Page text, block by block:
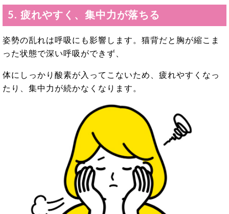
5. 疲れやすく、集中力が落ちる
姿勢の乱れは呼吸にも影響します。猫背だと胸が縮こま
った状態で深い呼吸ができず、
体にしっかり酸素が入ってこないため、疲れやすくなっ
たり、集中力が続かなくなります。